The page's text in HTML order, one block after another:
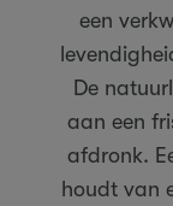
een
De
aan een
afdronk.
houdt van